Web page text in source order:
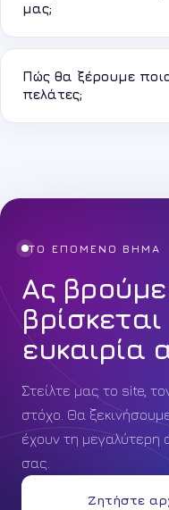
μας;
Πώς θα ξέρουμε
πελάτες;
ΤΟ ΕΠΟΜΕΝΟ ΒΗΜΑ
Ας
ευκαιρία
Στείλτε μας το site,
στόχο. Θα
έχουν τη μεγαλύτερη
σας.
Ζητήστε